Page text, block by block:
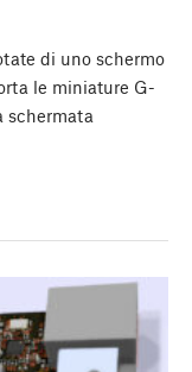
di uno schermo
le miniature G-
schermata